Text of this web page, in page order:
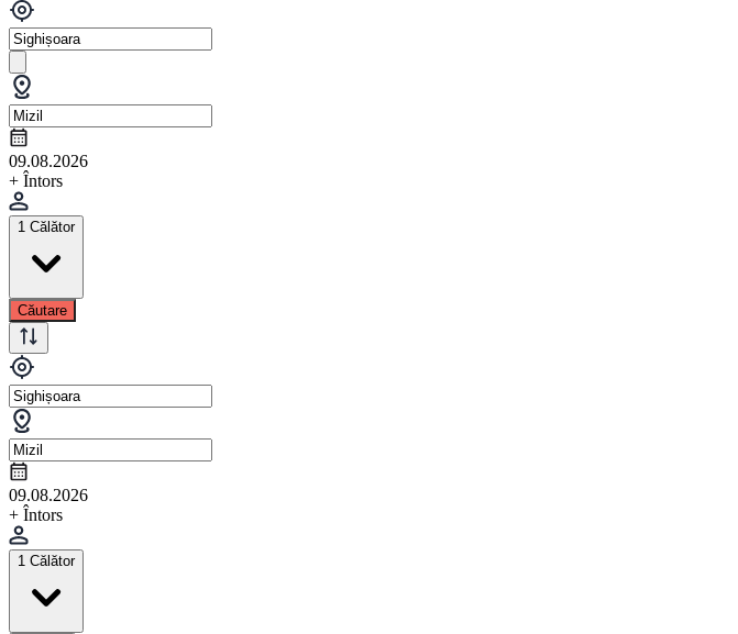
09.08.2026
+ Întors
1 Călător
Căutare
09.08.2026
+ Întors
1 Călător